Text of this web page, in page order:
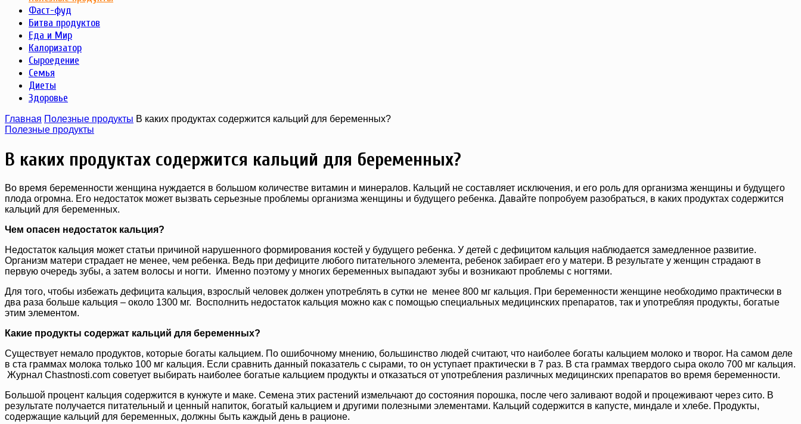
Фаст-фуд
Битва продуктов
Еда и Мир
Калоризатор
Сыроедение
Семья
Диеты
Здоровье
Главная Полезные продукты В каких продуктах содержится кальций для беременных?
Полезные продукты
В каких продуктах содержится кальций для беременных?
Во время беременности женщина нуждается в большом количестве витамин и минералов. Кальций не составляет исключения, и его роль для организма женщины и будущего
плода огромна. Его недостаток может вызвать серьезные проблемы организма женщины и будущего ребенка. Давайте попробуем разобраться, в каких продуктах содержится
кальций для беременных.
Чем опасен недостаток кальция?
Недостаток кальция может статьи причиной нарушенного формирования костей у будущего ребенка. У детей с дефицитом кальция наблюдается замедленное развитие.
Организм матери страдает не менее, чем ребенка. Ведь при дефиците любого питательного элемента, ребенок забирает его у матери. В результате у женщин страдают в
первую очередь зубы, а затем волосы и ногти. Именно поэтому у многих беременных выпадают зубы и возникают проблемы с ногтями.
Для того, чтобы избежать дефицита кальция, взрослый человек должен употреблять в сутки не менее 800 мг кальция. При беременности женщине необходимо практически в
два раза больше кальция – около 1300 мг. Восполнить недостаток кальция можно как с помощью специальных медицинских препаратов, так и употребляя продукты, богатые
этим элементом.
Какие продукты содержат кальций для беременных?
Существует немало продуктов, которые богаты кальцием. По ошибочному мнению, большинство людей считают, что наиболее богаты кальцием молоко и творог. На самом деле
в ста граммах молока только 100 мг кальция. Если сравнить данный показатель с сырами, то он уступает практически в 7 раз. В ста граммах твердого сыра около 700 мг кальция.
Журнал Chastnosti.com советует выбирать наиболее богатые кальцием продукты и отказаться от употребления различных медицинских препаратов во время беременности.
Большой процент кальция содержится в кунжуте и маке. Семена этих растений измельчают до состояния порошка, после чего заливают водой и процеживают через сито. В
результате получается питательный и ценный напиток, богатый кальцием и другими полезными элементами. Кальций содержится в капусте, миндале и хлебе. Продукты,
содержащие кальций для беременных, должны быть каждый день в рационе.